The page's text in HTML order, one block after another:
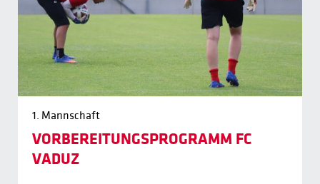
1. Mannschaft
VORBEREITUNGSPROGRAMM FC
VADUZ